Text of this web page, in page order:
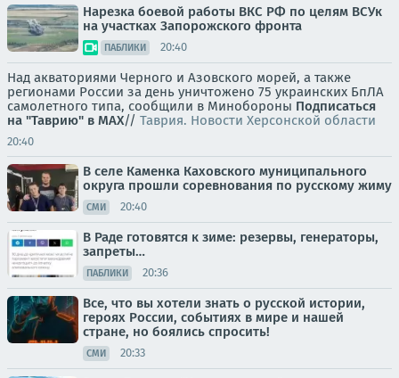
Нарезка боевой работы ВКС РФ по целям ВСУк
на участках Запорожского фронта
ПАБЛИКИ 20:40
Над акваториями Черного и Азовского морей, а также
регионами России за день уничтожено 75 украинских БпЛА
самолетного типа, сообщили в Минобороны Подписаться
на "Таврию" в MAX// Таврия. Новости Херсонской области
20:40
В селе Каменка Каховского муниципального
округа прошли соревнования по русскому жиму
СМИ 20:40
В Раде готовятся к зиме: резервы, генераторы,
запреты…
ПАБЛИКИ 20:36
Все, что вы хотели знать о русской истории,
героях России, событиях в мире и нашей
стране, но боялись спросить!
СМИ 20:33